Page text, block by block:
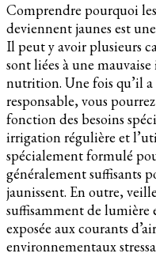
Comprendre pourquoi
deviennent jaunes est
Il peut y avoir plusieurs
sont liées à une
nutrition. Une fois qu’il
responsable, vous
fonction des besoins
irrigation régulière et
spécialement formulé
généralement suffisants
jaunissent. En outre,
suffisamment de lumière
exposée aux courants
environnementaux